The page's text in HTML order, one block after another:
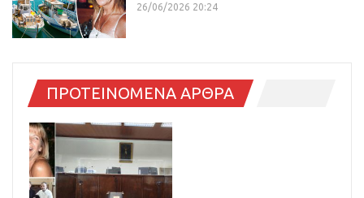
26/06/2026 20:24
ΠΡΟΤΕΙΝΟΜΕΝΑ ΑΡΘΡΑ